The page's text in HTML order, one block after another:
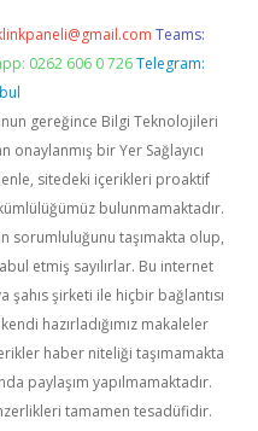
Teams:
0262 606 0 726 Telegram:
gereğince Bilgi Teknolojileri
onaylanmış bir Yer Sağlayıcı
sitedeki içerikleri proaktif
bulunmamaktadır.
sorumluluğunu taşımakta olup,
etmiş sayılırlar. Bu internet
şirketi ile hiçbir bağlantısı
hazırladığımız makaleler
haber niteliği taşımamakta
paylaşım yapılmamaktadır.
tamamen tesadüfidir.